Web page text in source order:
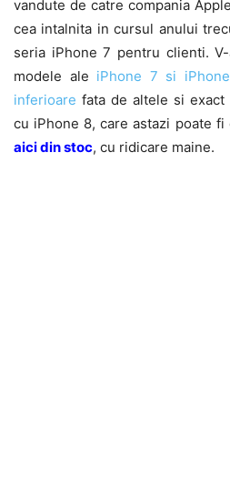
vandute de catre compania
cea intalnita in cursul anului
seria iPhone 7 pentru clienti.
modele ale iPhone 7 si
inferioare fata de altele si exact
cu iPhone 8, care astazi poate fi
aici din stoc, cu ridicare maine.